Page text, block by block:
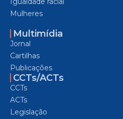
Mulheres
Multimídia
Jornal
Cartilhas
Publicações
CCTs/ACTs
CCTs
ACTs
Legislação